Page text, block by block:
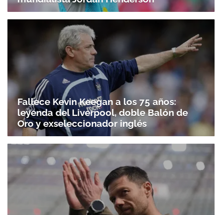
Fallece Kevin Keegan a los 75 años:
leyenda del Liverpool, doble Balón de
Oro y exseleccionador inglés